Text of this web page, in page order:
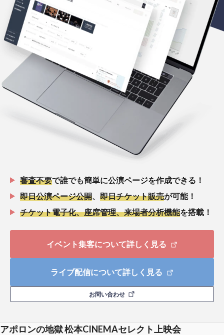
審査不要で誰でも簡単に公演ページを作成できる！
即日公演ページ公開
即日チケット販売が可能！
チケット電子化、座席管理、来場者分析機能を搭載！
イベント集客について詳しく見る
ライブ配信について詳しく見る
お問い合わせ
アポロンの地獄 松本CINEMAセレクト上映会